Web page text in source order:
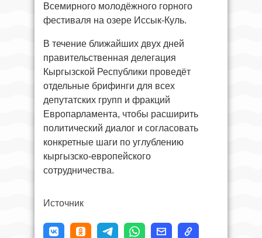
Всемирного молодёжного горного
фестиваля на озере Иссык-Куль.
В течение ближайших двух дней
правительственная делегация
Кыргызской Республики проведёт
отдельные брифинги для всех
депутатских групп и фракций
Европарламента, чтобы расширить
политический диалог и согласовать
конкретные шаги по углублению
кыргызско-европейского
сотрудничества.
Источник